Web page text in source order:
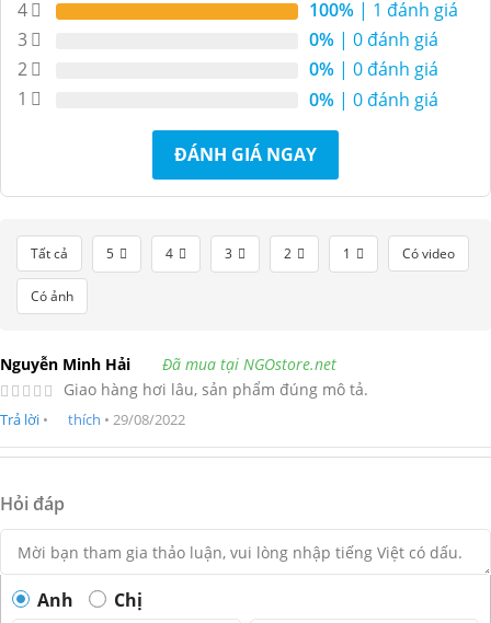
4
100% | 1 đánh giá
3
0% | 0 đánh giá
2
0% | 0 đánh giá
1
0% | 0 đánh giá
ĐÁNH GIÁ NGAY
Tất cả 5 4 3 2 1 Có video
Có ảnh
Nguyễn Minh Hải
Đã mua tại NGOstore.net
Giao hàng hơi lâu, sản phẩm đúng mô tả.
Trả lời • thích • 29/08/2022
Hỏi đáp
Anh Chị